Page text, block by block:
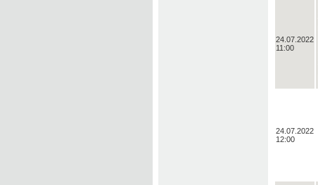
24.07.2022
11:00
24.07.2022
12:00